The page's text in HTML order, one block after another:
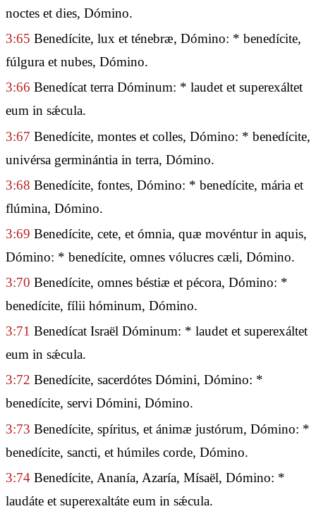
noctes et dies, Dómino.
3:65 Benedícite, lux et ténebræ, Dómino: * benedícite,
fúlgura et nubes, Dómino.
3:66 Benedícat terra Dóminum: * laudet et superexáltet
eum in sǽcula.
3:67 Benedícite, montes et colles, Dómino: * benedícite,
univérsa germinántia in terra, Dómino.
3:68 Benedícite, fontes, Dómino: * benedícite, mária et
flúmina, Dómino.
3:69 Benedícite, cete, et ómnia, quæ movéntur in aquis,
Dómino: * benedícite, omnes vólucres cæli, Dómino.
3:70 Benedícite, omnes béstiæ et pécora, Dómino: *
benedícite, fílii hóminum, Dómino.
3:71 Benedícat Israël Dóminum: * laudet et superexáltet
eum in sǽcula.
3:72 Benedícite, sacerdótes Dómini, Dómino: *
benedícite, servi Dómini, Dómino.
3:73 Benedícite, spíritus, et ánimæ justórum, Dómino: *
benedícite, sancti, et húmiles corde, Dómino.
3:74 Benedícite, Ananía, Azaría, Mísaël, Dómino: *
laudáte et superexaltáte eum in sǽcula.